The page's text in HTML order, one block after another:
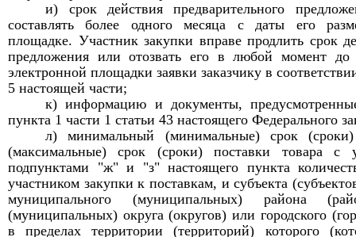
и) срок действия предварительного
составлять более одного месяца с даты его
площадке. Участник закупки вправе продлить срок
предложения или отозвать его в любой момент до
электронной площадки заявки заказчику в
5 настоящей части;
к) информацию и документы,
пункта 1 части 1 статьи 43 настоящего Федерального
л) минимальный (минимальные) срок
(максимальные) срок (сроки) поставки товара с
подпунктами "ж" и "з" настоящего пункта
участником закупки к поставкам, и субъекта
муниципального (муниципальных) района
(муниципальных) округа (округов) или городского
в пределах территории (территорий) которого